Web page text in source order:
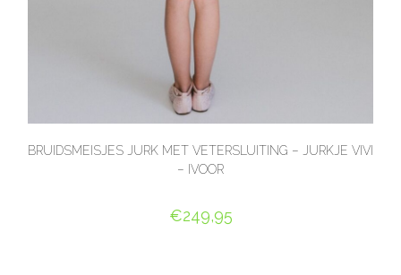
BRUIDSMEISJES JURK MET VETERSLUITING – JURKJE VIVI
– IVOOR
€249,95